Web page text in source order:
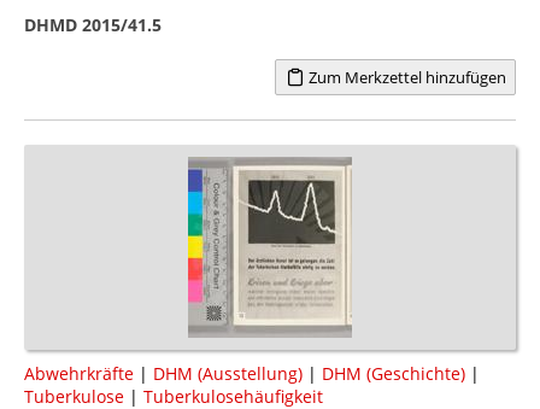
DHMD 2015/41.5
Zum Merkzettel hinzufügen
Abwehrkräfte | DHM (Ausstellung) | DHM (Geschichte) |
Tuberkulose | Tuberkulosehäufigkeit